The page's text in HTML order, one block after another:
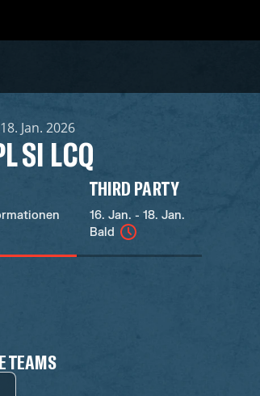
Jan. 2026
SI LCQ
THIRD PARTY
16. Jan. - 18. Jan.
Bald
TEAMS